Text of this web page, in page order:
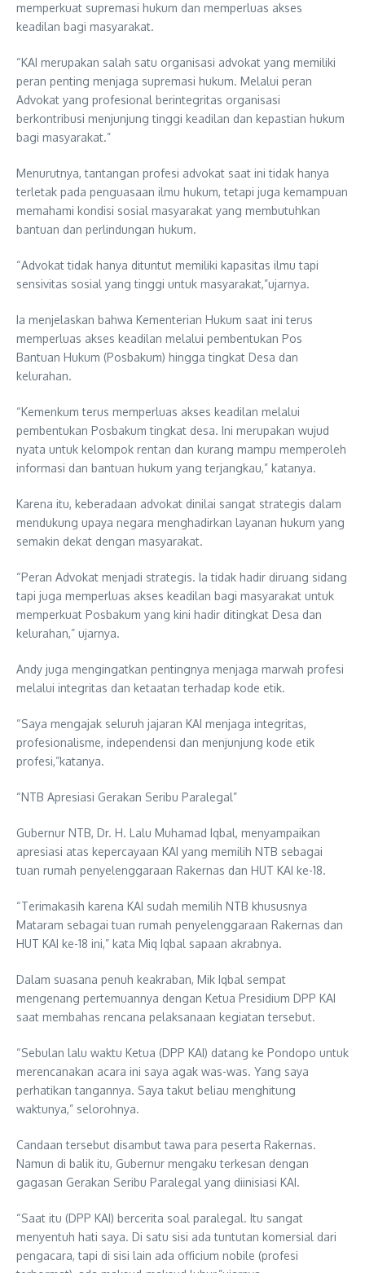
memperkuat supremasi hukum dan memperluas akses
keadilan bagi masyarakat.
“KAI merupakan salah satu organisasi advokat yang memiliki
peran penting menjaga supremasi hukum. Melalui peran
Advokat yang profesional berintegritas organisasi
berkontribusi menjunjung tinggi keadilan dan kepastian hukum
bagi masyarakat.”
Menurutnya, tantangan profesi advokat saat ini tidak hanya
terletak pada penguasaan ilmu hukum, tetapi juga kemampuan
memahami kondisi sosial masyarakat yang membutuhkan
bantuan dan perlindungan hukum.
“Advokat tidak hanya dituntut memiliki kapasitas ilmu tapi
sensivitas sosial yang tinggi untuk masyarakat,”ujarnya.
Ia menjelaskan bahwa Kementerian Hukum saat ini terus
memperluas akses keadilan melalui pembentukan Pos
Bantuan Hukum (Posbakum) hingga tingkat Desa dan
kelurahan.
“Kemenkum terus memperluas akses keadilan melalui
pembentukan Posbakum tingkat desa. Ini merupakan wujud
nyata untuk kelompok rentan dan kurang mampu memperoleh
informasi dan bantuan hukum yang terjangkau,” katanya.
Karena itu, keberadaan advokat dinilai sangat strategis dalam
mendukung upaya negara menghadirkan layanan hukum yang
semakin dekat dengan masyarakat.
“Peran Advokat menjadi strategis. Ia tidak hadir diruang sidang
tapi juga memperluas akses keadilan bagi masyarakat untuk
memperkuat Posbakum yang kini hadir ditingkat Desa dan
kelurahan,” ujarnya.
Andy juga mengingatkan pentingnya menjaga marwah profesi
melalui integritas dan ketaatan terhadap kode etik.
“Saya mengajak seluruh jajaran KAI menjaga integritas,
profesionalisme, independensi dan menjunjung kode etik
profesi,”katanya.
“NTB Apresiasi Gerakan Seribu Paralegal”
Gubernur NTB, Dr. H. Lalu Muhamad Iqbal, menyampaikan
apresiasi atas kepercayaan KAI yang memilih NTB sebagai
tuan rumah penyelenggaraan Rakernas dan HUT KAI ke-18.
“Terimakasih karena KAI sudah memilih NTB khususnya
Mataram sebagai tuan rumah penyelenggaraan Rakernas dan
HUT KAI ke-18 ini,” kata Miq Iqbal sapaan akrabnya.
Dalam suasana penuh keakraban, Mik Iqbal sempat
mengenang pertemuannya dengan Ketua Presidium DPP KAI
saat membahas rencana pelaksanaan kegiatan tersebut.
“Sebulan lalu waktu Ketua (DPP KAI) datang ke Pondopo untuk
merencanakan acara ini saya agak was-was. Yang saya
perhatikan tangannya. Saya takut beliau menghitung
waktunya,” selorohnya.
Candaan tersebut disambut tawa para peserta Rakernas.
Namun di balik itu, Gubernur mengaku terkesan dengan
gagasan Gerakan Seribu Paralegal yang diinisiasi KAI.
“Saat itu (DPP KAI) bercerita soal paralegal. Itu sangat
menyentuh hati saya. Di satu sisi ada tuntutan komersial dari
pengacara, tapi di sisi lain ada officium nobile (profesi